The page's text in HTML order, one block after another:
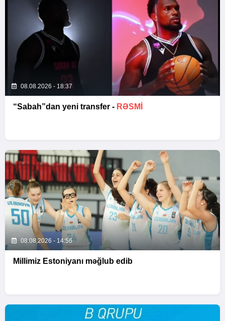
08.08.2026 - 18:37
“Sabah”dan yeni transfer - RƏSMİ
08.08.2026 - 14:56
Millimiz Estoniyanı məğlub edib